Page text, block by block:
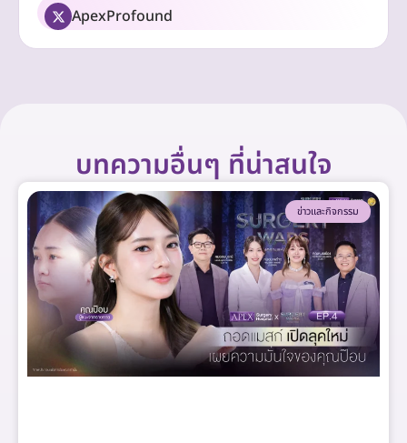
ApexProfound
บทความอื่นๆ ที่น่าสนใจ
ข่าวและกิจกรรม